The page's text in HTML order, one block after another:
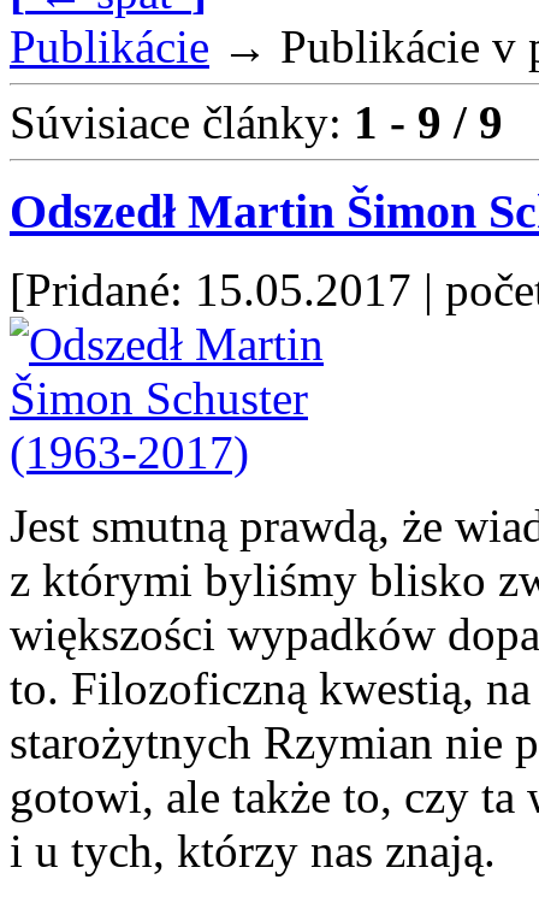
Publikácie → Publikácie v
Súvisiace články: 1 - 9 / 9
Odszedł Martin Šimon
[Pridané: 15.05.2017 |
Jest smutną prawdą, że
z którymi byliśmy blisko
większości wypadków
to. Filozoficzną kwestią,
starożytnych Rzymian nie
gotowi, ale także to, czy ta
i u tych, którzy nas znają.